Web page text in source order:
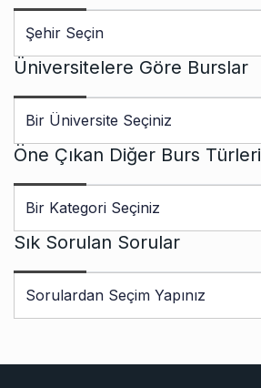
Üniversitelere Göre Burslar
Öne Çıkan Diğer Burs Türleri
Sık Sorulan Sorular